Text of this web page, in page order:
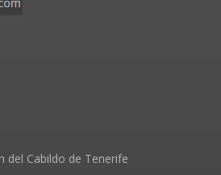
del Cabildo de Tenerife